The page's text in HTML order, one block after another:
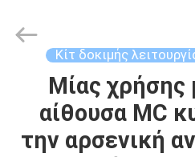
ΣΠΊΤΙ
ΠΡΟΪΌΝΤΑ
Science
Technology
Κίτ δοκιμής
Μίας χρήσης
αίθουσα MC
την αρσενική